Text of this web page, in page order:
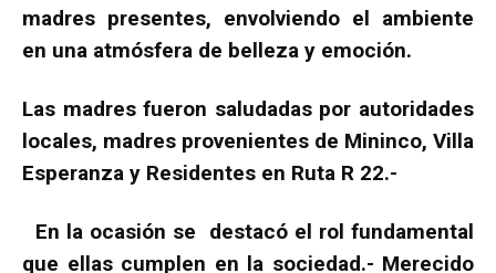
madres presentes, envolviendo el ambiente
en una atmósfera de belleza y emoción.
Las madres fueron saludadas por autoridades
locales, madres provenientes de Mininco, Villa
Esperanza y Residentes en Ruta R 22.-
En la ocasión se destacó el rol fundamental
que ellas cumplen en la sociedad.- Merecido